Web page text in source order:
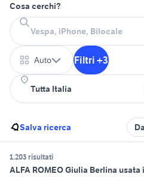
Cosa cerchi?
Auto Filtri +3
Salva ricerca
1.203 risultati
ALFA ROMEO Giulia Berlina